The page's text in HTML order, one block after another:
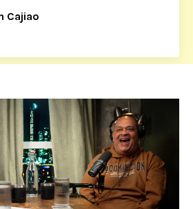
Cajiao